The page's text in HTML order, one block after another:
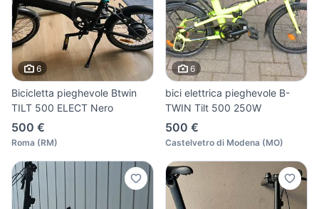
6
Bicicletta pieghevole Btwin
TILT 500 ELECT Nero
500 €
Roma (RM)
6
bici elettrica pieghevole B-
TWIN Tilt 500 250W
500 €
Castelvetro di Modena (MO)